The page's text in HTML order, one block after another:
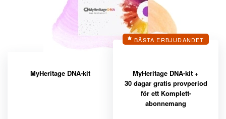
MyHeritage DNA-kit
BÄSTA ERBJUDANDET
MyHeritage DNA-kit +
30 dagar gratis provperiod
för ett Komplett-
abonnemang